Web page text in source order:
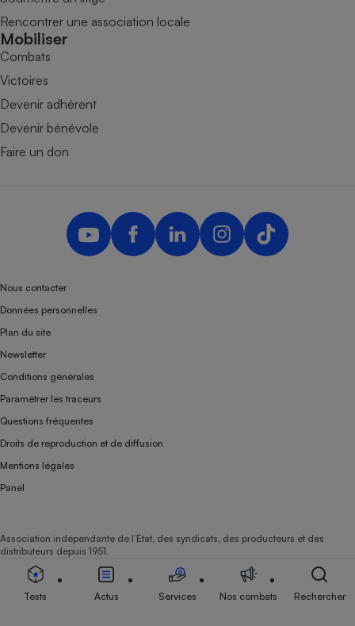
Rencontrer une association locale
Mobiliser
Combats
Victoires
Devenir adhérent
Devenir bénévole
Faire un don
Nous contacter
Données personnelles
Plan du site
Newsletter
Conditions générales
Paramétrer les traceurs
Questions fréquentes
Droits de reproduction et de diffusion
Mentions légales
Panel
Association indépendante de l’État, des syndicats, des producteurs et des
distributeurs depuis 1951.
Tests Actus Services Nos combats Rechercher